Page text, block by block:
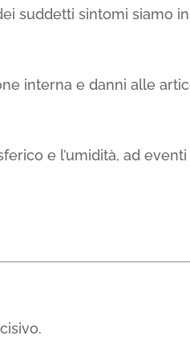
suddetti sintomi siamo
interna e danni alle
e l’umidità, ad